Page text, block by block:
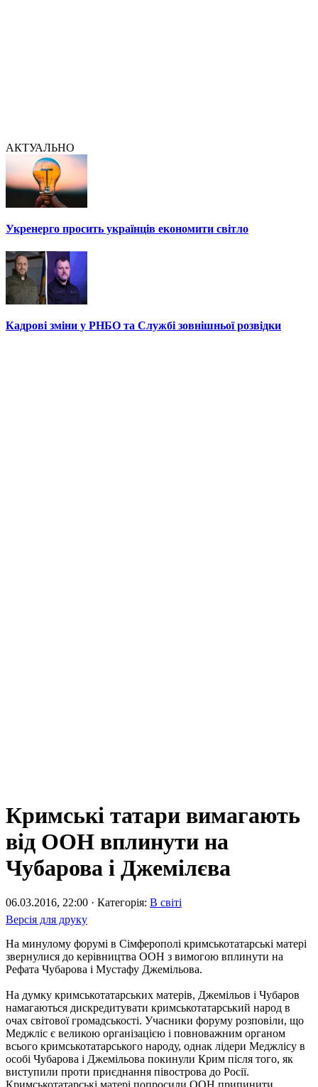
АКТУАЛЬНО
Укренерго просить українців економити світло
Кадрові зміни у РНБО та Службі зовнішньої розвідки
Кримські татари вимагають
від ООН вплинути на
Чубарова і Джемілєва
06.03.2016, 22:00 · Категорія: В світі
Версія для друку
На минулому форумі в Сімферополі кримськотатарські матері
звернулися до керівництва ООН з вимогою вплинути на
Рефата Чубарова і Мустафу Джемільова.
На думку кримськотатарських матерів, Джемільов і Чубаров
намагаються дискредитувати кримськотатарський народ в
очах світової громадськості. Учасники форуму розповіли, що
Меджліс є великою організацією і повноважним органом
всього кримськотатарського народу, однак лідери Меджлісу в
особі Чубарова і Джемільова покинули Крим після того, як
виступили проти приєднання півострова до Росії.
Кримськотатарські матері попросили ООН припинити